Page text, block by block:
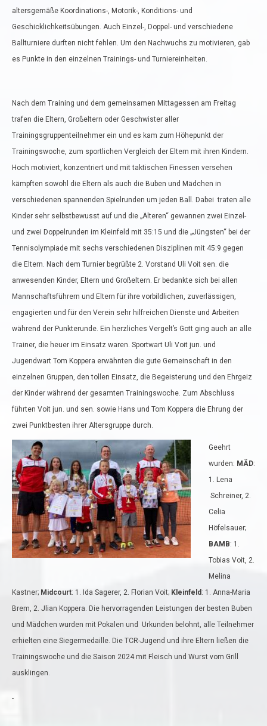
altersgemäße Koordinations-, Motorik-, Konditions- und
Geschicklichkeitsübungen. Auch Einzel-, Doppel- und verschiedene
Ballturniere durften nicht fehlen. Um den Nachwuchs zu motivieren, gab
es Punkte in den einzelnen Trainings- und Turniereinheiten.
Nach dem Training und dem gemeinsamen Mittagessen am Freitag
trafen die Eltern, Großeltern oder Geschwister aller
Trainingsgruppenteilnehmer ein und es kam zum Höhepunkt der
Trainingswoche, zum sportlichen Vergleich der Eltern mit ihren Kindern.
Hoch motiviert, konzentriert und mit taktischen Finessen versehen
kämpften sowohl die Eltern als auch die Buben und Mädchen in
verschiedenen spannenden Spielrunden um jeden Ball. Dabei traten alle
Kinder sehr selbstbewusst auf und die „Älteren“ gewannen zwei Einzel-
und zwei Doppelrunden im Kleinfeld mit 35:15 und die „Jüngsten“ bei der
Tennisolympiade mit sechs verschiedenen Disziplinen mit 45:9 gegen
die Eltern. Nach dem Turnier begrüßte 2. Vorstand Uli Voit sen. die
anwesenden Kinder, Eltern und Großeltern. Er bedankte sich bei allen
Mannschaftsführern und Eltern für ihre vorbildlichen, zuverlässigen,
engagierten und für den Verein sehr hilfreichen Dienste und Arbeiten
während der Punkterunde. Ein herzliches Vergelt’s Gott ging auch an alle
Trainer, die heuer im Einsatz waren. Sportwart Uli Voit jun. und
Jugendwart Tom Koppera erwähnten die gute Gemeinschaft in den
einzelnen Gruppen, den tollen Einsatz, die Begeisterung und den Ehrgeiz
der Kinder während der gesamten Trainingswoche. Zum Abschluss
führten Voit jun. und sen. sowie Hans und Tom Koppera die Ehrung der
zwei Punktbesten ihrer Altersgruppe durch.
Geehrt
wurden: MÄD:
1. Lena
Schreiner, 2.
Celia
Höfelsauer;
BAMB: 1.
Tobias Voit, 2.
Melina
Kastner; Midcourt: 1. Ida Sagerer, 2. Florian Voit; Kleinfeld : 1. Anna-Maria
Brem, 2. Jlian Koppera. Die hervorragenden Leistungen der besten Buben
und Mädchen wurden mit Pokalen und Urkunden belohnt, alle Teilnehmer
erhielten eine Siegermedaille. Die TCR-Jugend und ihre Eltern ließen die
Trainingswoche und die Saison 2024 mit Fleisch und Wurst vom Grill
ausklingen.